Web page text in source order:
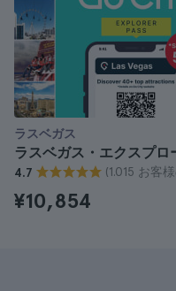
ラスベガス
ラスベガス・エクスプロ
4.7 (1.015 お客
¥10,854